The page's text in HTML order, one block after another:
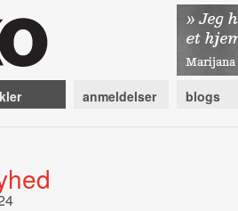
anmeldelser blogs